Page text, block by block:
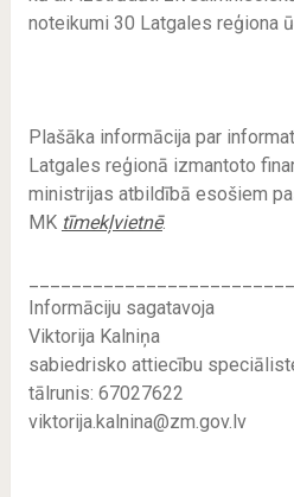
noteikumi 30 Latgales reģiona
Plašāka informācija par
Latgales reģionā izmantoto
ministrijas atbildībā esošiem
MK tīmekļvietnē.
Informāciju sagatavoja
Viktorija Kalniņa
sabiedrisko attiecību
tālrunis: 67027622
viktorija.kalnina@zm.gov.lv